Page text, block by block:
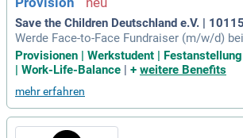
ben, freuen wir uns auf Ihre Bewerbung!
Save the Children Deutschland e.V. |
Werde Face-to-Face Fundraiser (m/w/d) bei
n und setze dich für Kinder weltweit ein. In
flexibel arbeiten – sowohl indoor als auch
n Gesprächen. Profitiere von einer
gen Urlaubstagen und einem festen
attraktive Bonuszahlungen ergänzt wird.
Provisionen | Werkstudent |
| Work-Life-Balance
+ weitere Benefits
mehr erfahren